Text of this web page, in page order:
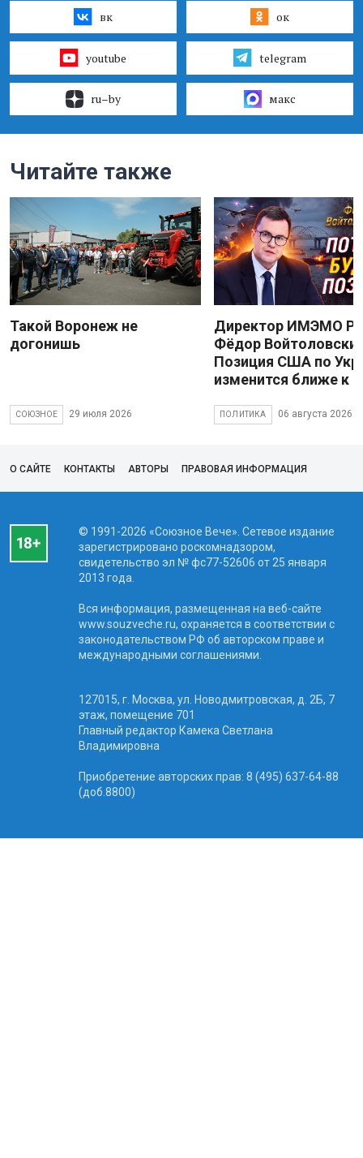
вк ок
youtube telegram
ru–by макс
Читайте также
Такой Воронеж не
догонишь
СОЮЗНОЕ 29 июля 2026
Директор ИМЭМО
Фёдор
Позиция США по
изменится ближе к
ПОЛИТИКА 06 августа 2026
О САЙТЕ КОНТАКТЫ АВТОРЫ ПРАВОВАЯ ИНФОРМАЦИЯ
© 1991-2026 «Союзное Вече». Сетевое издание
зарегистрировано роскомнадзором,
свидетельство эл № фc77-52606 от 25 января
2013 года.
Вся информация, размещенная на веб-сайте
www.souzveche.ru, охраняется в соответствии с
законодательством РФ об авторском праве и
международными соглашениями.
127015, г. Москва, ул. Новодмитровская, д. 2Б, 7
этаж, помещение 701
Главный редактор Камека Светлана
Владимировна
Приобретение авторских прав: 8 (495) 637-64-88
(доб.8800)